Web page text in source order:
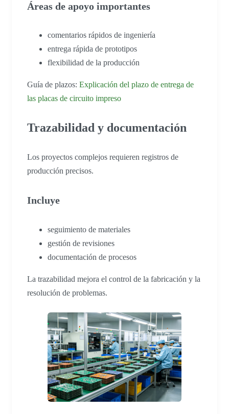
Áreas de apoyo importantes
comentarios rápidos de ingeniería
entrega rápida de prototipos
flexibilidad de la producción
Guía de plazos: Explicación del plazo de entrega de
las placas de circuito impreso
Trazabilidad y documentación
Los proyectos complejos requieren registros de
producción precisos.
Incluye
seguimiento de materiales
gestión de revisiones
documentación de procesos
La trazabilidad mejora el control de la fabricación y la
resolución de problemas.